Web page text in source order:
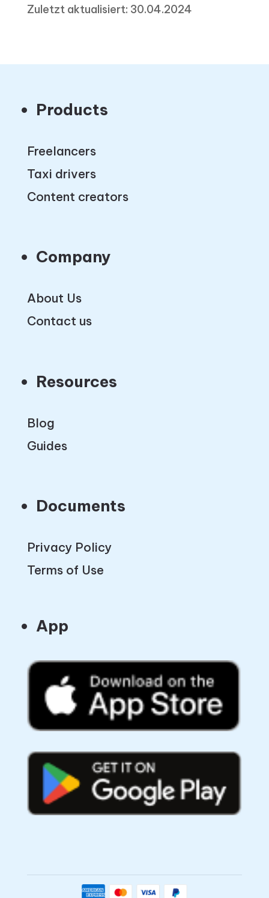
Zuletzt aktualisiert: 30.04.2024
Products
Freelancers
Taxi drivers
Content creators
Company
About Us
Contact us
Resources
Blog
Guides
Documents
Privacy Policy
Terms of Use
App